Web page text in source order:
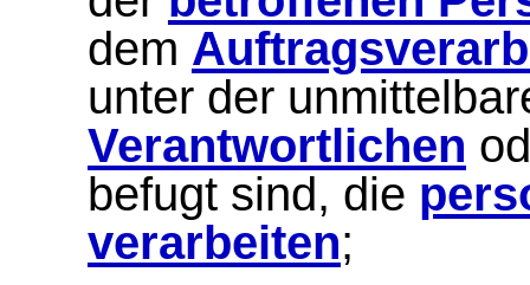
dem
unter der
Verantwortlichen
befugt sind, die
verarbeiten;